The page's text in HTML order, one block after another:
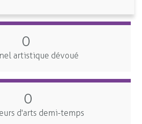
0
artistique dévoué
0
d'arts demi-temps